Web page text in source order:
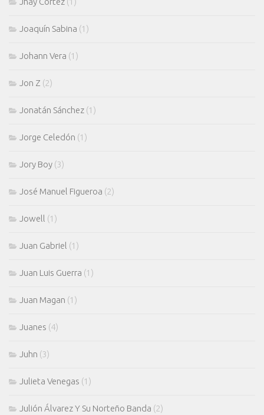
Joaquín Sabina (1)
Johann Vera (1)
Jon Z (2)
Jonatán Sánchez (1)
Jorge Celedón (1)
Jory Boy (3)
José Manuel Figueroa (2)
Jowell (1)
Juan Gabriel (1)
Juan Luis Guerra (1)
Juan Magan (1)
Juanes (4)
Juhn (3)
Julieta Venegas (1)
Julión Álvarez Y Su Norteño Banda (2)